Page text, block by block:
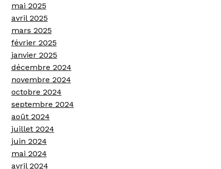
mai 2025
avril 2025
mars 2025
février 2025
janvier 2025
décembre 2024
novembre 2024
octobre 2024
septembre 2024
août 2024
juillet 2024
juin 2024
mai 2024
avril 2024